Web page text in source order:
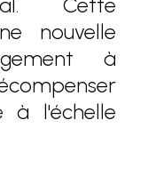
nouvelle
à
à l'échelle